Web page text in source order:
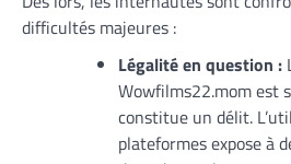
difficultés majeures :
Légalité en question :
Wowfilms22.mom est
constitue un délit.
plateformes expose à